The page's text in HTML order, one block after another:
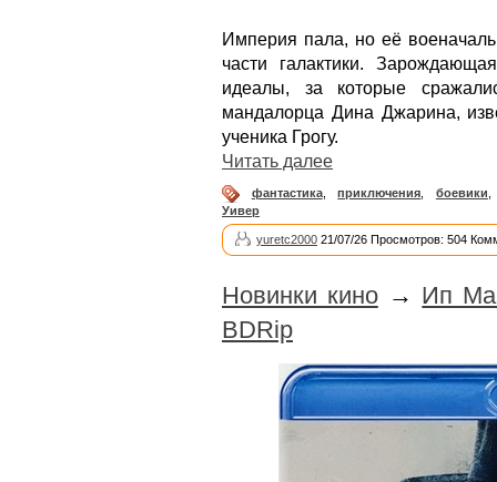
Империя пала, но её
части галактики.
идеалы, за которые
мандалорца Дина Джарина,
ученика Грогу.
Читать далее
фантастика, приключения боевики
Уивер
yuretc2000 21/07/26 Просмотров: 504
Новинки кино→ Ип
BDRip